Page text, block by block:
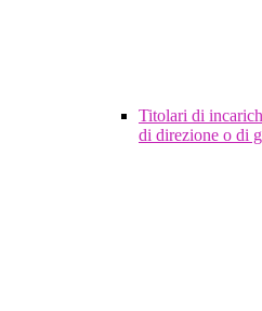
Titolari di
di direzione o di